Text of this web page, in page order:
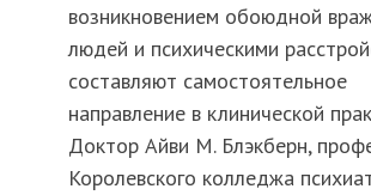
возникновением обоюдной
людей и психическими
составляют самостоятельное
направление в клинической
Доктор Айви М. Блэкберн,
Королевского колледжа